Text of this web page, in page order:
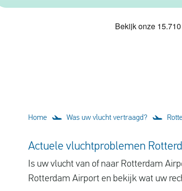
Home Was uw vlucht vertraagd?
Actuele vluchtproblemen
Is uw vlucht van of naar Rotterdam
Rotterdam Airport en bekijk wat uw